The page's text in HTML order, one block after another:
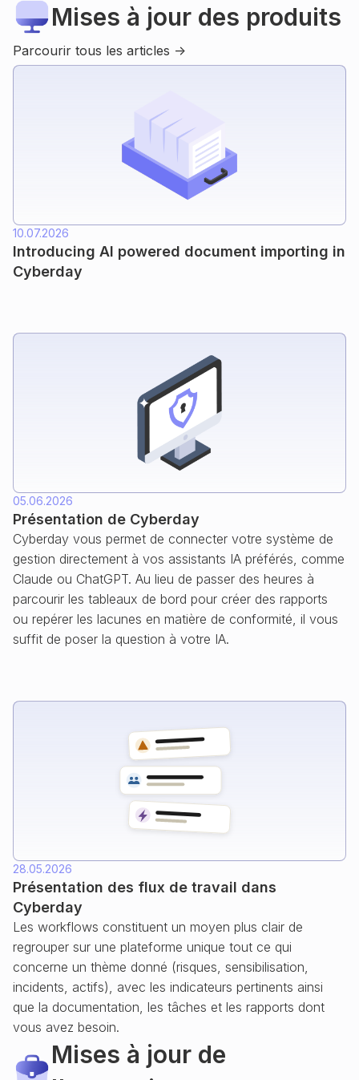
Mises à jour des produits
Parcourir tous les articles ->
10.07.2026
Introducing AI powered document importing in
Cyberday
05.06.2026
Présentation de Cyberday
Cyberday vous permet de connecter votre système de
gestion directement à vos assistants IA préférés, comme
Claude ou ChatGPT. Au lieu de passer des heures à
parcourir les tableaux de bord pour créer des rapports
ou repérer les lacunes en matière de conformité, il vous
suffit de poser la question à votre IA.
28.05.2026
Présentation des flux de travail dans
Cyberday
Les workflows constituent un moyen plus clair de
regrouper sur une plateforme unique tout ce qui
concerne un thème donné (risques, sensibilisation,
incidents, actifs), avec les indicateurs pertinents ainsi
que la documentation, les tâches et les rapports dont
vous avez besoin.
Mises à jour de